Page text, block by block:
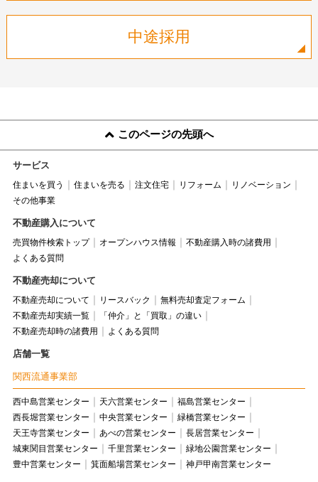
中途採用
このページの先頭へ
サービス
住まいを買う 住まいを売る 注文住宅 リフォーム
リノベーション
その他事業
不動産購入について
売買物件検索トップ オープンハウス情報
不動産購入時の諸費用
よくある質問
不動産売却について
不動産売却について リースバック
無料売却査定フォーム
不動産売却実績一覧
「仲介」と「買取」の違い
不動産売却時の諸費用
よくある質問
店舗一覧
関西流通事業部
西中島営業センター 天六営業センター
福島営業センター
西長堀営業センター
中央営業センター
緑橋営業センター
天王寺営業センター
あべの営業センター
長居営業センター
城東関目営業センター
千里営業センター
緑地公園営業センター
豊中営業センター
箕面船場営業センター 神戸甲南営業センター